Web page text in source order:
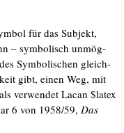
für das Sub­jekt,
– sym­bo­lisch unmög­
Sym­bo­li­schen gleich­
gibt, einen Weg, mit
ver­wen­det Lacan $latex
6 von 1958/​59, Das